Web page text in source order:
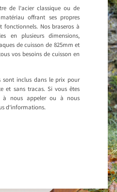
de l’acier classique ou de
offrant ses propres
fonctionnels. Nos braseros à
en plusieurs dimensions,
de cuisson de 825mm et
vos besoins de cuisson en
sont inclus dans le prix pour
et sans tracas. Si vous êtes
à nous appeler ou à nous
d’informations.